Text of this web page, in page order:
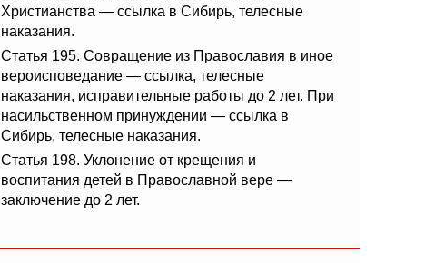
Христианства — ссылка в Сибирь, телесные
наказания.
Статья 195. Совращение из Православия в иное
вероисповедание — ссылка, телесные
наказания, исправительные работы до 2 лет. При
насильственном принуждении — ссылка в
Сибирь, телесные наказания.
Статья 198. Уклонение от крещения и
воспитания детей в Православной вере —
заключение до 2 лет.